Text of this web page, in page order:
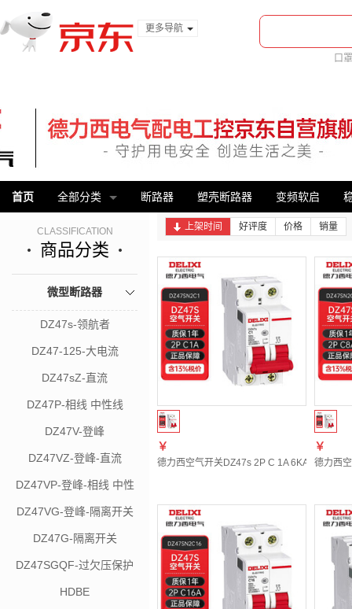
更多导航
口罩
首页 全部分类 断路器 塑壳断路器 变频软启
CLASSIFICATION
商品分类
微型断路器
DZ47s-领航者
DZ47-125-大电流
DZ47sZ-直流
DZ47P-相线 中性线
DZ47V-登峰
DZ47VZ-登峰-直流
DZ47VP-登峰-相线 中性
线
DZ47VG-登峰-隔离开关
DZ47G-隔离开关
DZ47SGQF-过欠压保护
HDBE
上架时间 好评度 价格 销量
￥
德力西空气开关DZ47s 2P C 1A 6KA 400VAC
￥
德力西